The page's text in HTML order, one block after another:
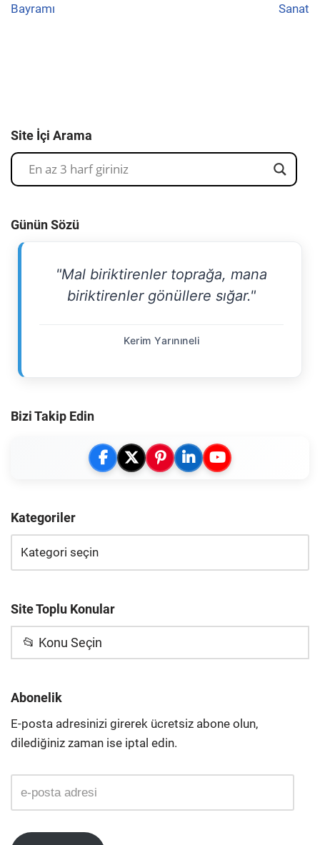
Bayramı
Sanat
Site İçi Arama
Günün Sözü
"Mal biriktirenler toprağa, mana
biriktirenler gönüllere sığar."
Kerim Yarınıneli
Bizi Takip Edin
Kategoriler
Site Toplu Konular
📂 Konu Seçin
Abonelik
E-posta adresinizi girerek ücretsiz abone olun,
dilediğiniz zaman ise iptal edin.